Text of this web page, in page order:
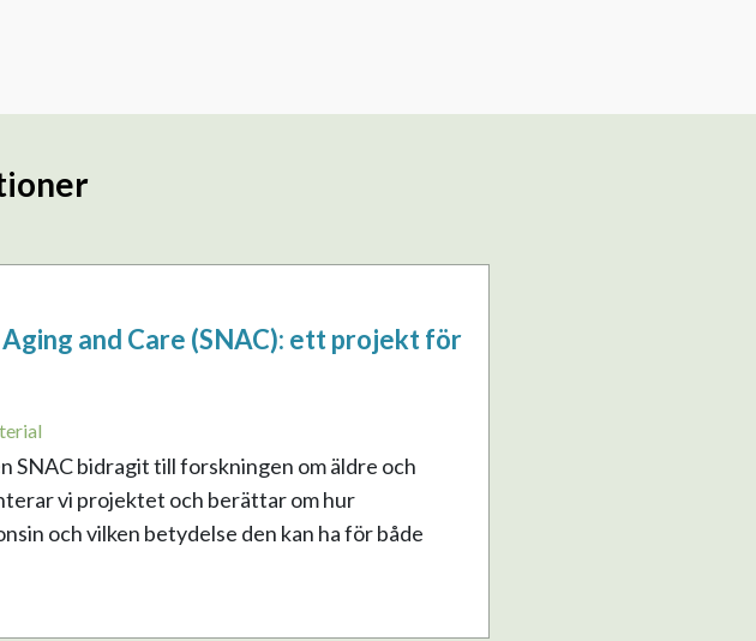
and Care (SNAC): ett projekt för
SNAC bidragit till forskningen om äldre och
vi projektet och berättar om hur
och vilken betydelse den kan ha för både